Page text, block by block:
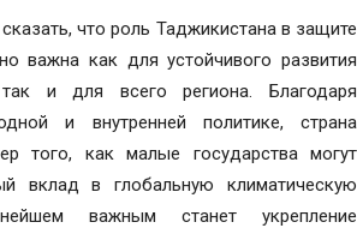
что роль Таджикистана в защите
важна как для устойчивого развития
и для всего региона. Благодаря
и внутренней политике, страна
того, как малые государства могут
вклад в глобальную климатическую
важным станет укрепление